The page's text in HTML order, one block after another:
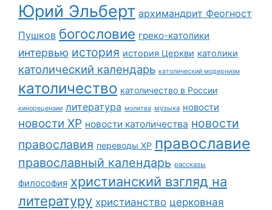
Юрий Эльберт архимандрит Феогност
Пушков богословие греко-католики
интервью история история Церкви католики
католический календарь католический модернизм
католичество католичество в России
кинорецензии литература молитва музыка новости
новости ХР новости католичества новости
православия переводы ХР православие
православный календарь рассказы
философия христианский взгляд на
литературу христианство церковная